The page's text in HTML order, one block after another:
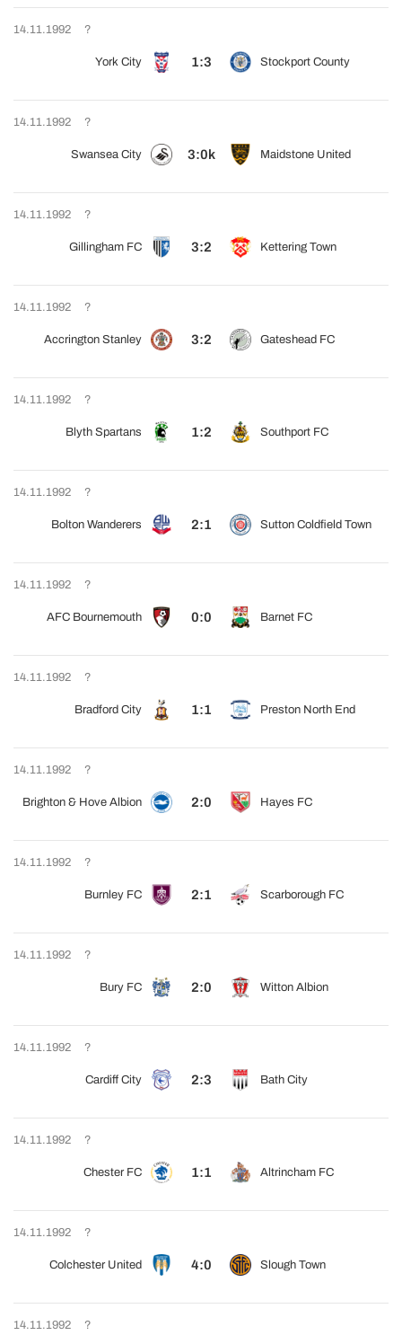
14.11.1992 ?
York City 1:3 Stockport County
14.11.1992 ?
Swansea City 3:0k Maidstone United
14.11.1992 ?
Gillingham FC 3:2 Kettering Town
14.11.1992 ?
Accrington Stanley 3:2 Gateshead FC
14.11.1992 ?
Blyth Spartans 1:2 Southport FC
14.11.1992 ?
Bolton Wanderers 2:1 Sutton Coldfield Town
14.11.1992 ?
AFC Bournemouth 0:0 Barnet FC
14.11.1992 ?
Bradford City 1:1 Preston North End
14.11.1992 ?
Brighton & Hove Albion 2:0 Hayes FC
14.11.1992 ?
Burnley FC 2:1 Scarborough FC
14.11.1992 ?
Bury FC 2:0 Witton Albion
14.11.1992 ?
Cardiff City 2:3 Bath City
14.11.1992 ?
Chester FC 1:1 Altrincham FC
14.11.1992 ?
Colchester United 4:0 Slough Town
14.11.1992 ?